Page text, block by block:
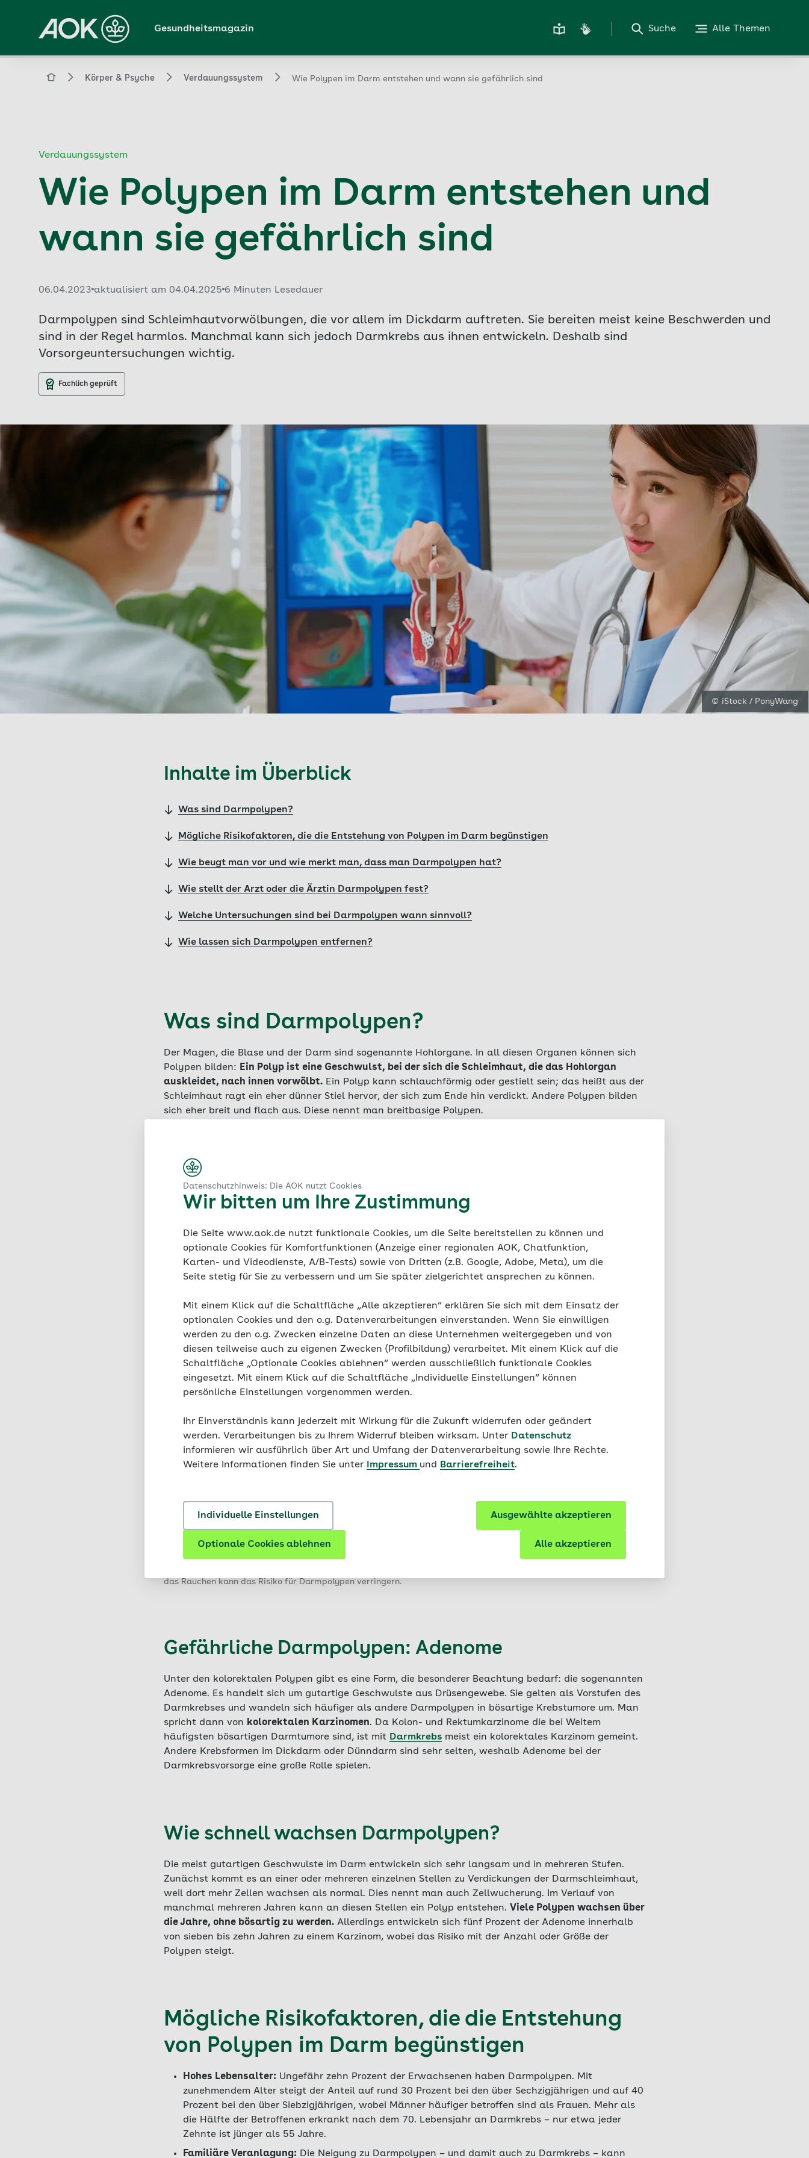
Datenschutzhinweis: Die AOK nutzt Cookies
Wir bitten um Ihre Zustimmung
Die Seite www.aok.de nutzt funktionale Cookies, um die Seite bereitstellen zu können und
optionale Cookies für Komfortfunktionen (Anzeige einer regionalen AOK, Chatfunktion,
Karten- und Videodienste, A/B-Tests) sowie von Dritten (z.B. Google, Adobe, Meta), um die
Seite stetig für Sie zu verbessern und um Sie später zielgerichtet ansprechen zu können.
Mit einem Klick auf die Schaltfläche „Alle akzeptieren“ erklären Sie sich mit dem Einsatz der
optionalen Cookies und den o.g. Datenverarbeitungen einverstanden. Wenn Sie einwilligen
werden zu den o.g. Zwecken einzelne Daten an diese Unternehmen weitergegeben und von
diesen teilweise auch zu eigenen Zwecken (Profilbildung) verarbeitet. Mit einem Klick auf die
Schaltfläche „Optionale Cookies ablehnen“ werden ausschließlich funktionale Cookies
eingesetzt. Mit einem Klick auf die Schaltfläche „Individuelle Einstellungen“ können
persönliche Einstellungen vorgenommen werden.
Ihr Einverständnis kann jederzeit mit Wirkung für die Zukunft widerrufen oder geändert
werden. Verarbeitungen bis zu Ihrem Widerruf bleiben wirksam. Unter Datenschutz
informieren wir ausführlich über Art und Umfang der Datenverarbeitung sowie Ihre Rechte.
Weitere Informationen finden Sie unter
Impressum und Barrierefreiheit.
Individuelle Einstellungen Ausgewählte akzeptieren
Optionale Cookies ablehnen Alle akzeptieren
Hauptinhalt
springen
Gesundheitsmagazin Suche Alle Themen
Magazin Körper & Psyche Verdauungssystem Wie Polypen im Darm entstehen und wann sie gefährlich sind
Verdauungssystem
Wie Polypen im Darm entstehen und
wann sie gefährlich sind
Veröffentlicht am:
06.04.2023 aktualisiert am 04.04.2025 6 Minuten Lesedauer
Darmpolypen sind Schleimhautvorwölbungen, die vor allem im Dickdarm auftreten. Sie bereiten meist keine Beschwerden und
sind in der Regel harmlos. Manchmal kann sich jedoch Darmkrebs aus ihnen entwickeln. Deshalb sind
Vorsorgeuntersuchungen wichtig.
Fachlich geprüft
© iStock / PonyWang
Inhalte im Überblick
Was sind Darmpolypen?
Mögliche Risikofaktoren, die die Entstehung von Polypen im Darm begünstigen
Wie beugt man vor und wie merkt man, dass man Darmpolypen hat?
Wie stellt der Arzt oder die Ärztin Darmpolypen fest?
Welche Untersuchungen sind bei Darmpolypen wann sinnvoll?
Wie lassen sich Darmpolypen entfernen?
Was sind Darmpolypen?
Der Magen, die Blase und der Darm sind sogenannte Hohlorgane. In all diesen Organen können sich
Polypen bilden: Ein Polyp ist eine Geschwulst, bei der sich die Schleimhaut, die das Hohlorgan
auskleidet, nach innen vorwölbt. Ein Polyp kann schlauchförmig oder gestielt sein; das heißt aus der
Schleimhaut ragt ein eher dünner Stiel hervor, der sich zum Ende hin verdickt. Andere Polypen bilden
sich eher breit und flach aus. Diese nennt man breitbasige Polypen.
nach ihrer Form und Größe, sondern auch nach dem Ort, an dem sie sich bilden. Polypen, die in den
letzten beiden Abschnitten des Dickdarms auftreten, dem Kolon (oder Grimmdarm) sowie dem Rektum
(oder Mastdarm), nennt mankolorektale Polypen.
das Rauchen kann das Risiko für Darmpolypen verringern.
Gefährliche Darmpolypen: Adenome
Unter den kolorektalen Polypen gibt es eine Form, die besonderer Beachtung bedarf: die sogenannten
Adenome. Es handelt sich um gutartige Geschwulste aus Drüsengewebe. Sie gelten als Vorstufen des
Darmkrebses und wandeln sich häufiger als andere Darmpolypen in bösartige Krebstumore um. Man
spricht dann von kolorektalen Karzinomen. Da Kolon- und Rektumkarzinome die bei Weitem
häufigsten bösartigen Darmtumore sind, ist mit Darmkrebs meist ein kolorektales Karzinom gemeint.
Andere Krebsformen im Dickdarm oder Dünndarm sind sehr selten, weshalb Adenome bei der
Darmkrebsvorsorge eine große Rolle spielen.
Wie schnell wachsen Darmpolypen?
Die meist gutartigen Geschwulste im Darm entwickeln sich sehr langsam und in mehreren Stufen.
Zunächst kommt es an einer oder mehreren einzelnen Stellen zu Verdickungen der Darmschleimhaut,
weil dort mehr Zellen wachsen als normal. Dies nennt man auch Zellwucherung. Im Verlauf von
manchmal mehreren Jahren kann an diesen Stellen ein Polyp entstehen. Viele Polypen wachsen über
die Jahre, ohne bösartig zu werden. Allerdings entwickeln sich fünf Prozent der Adenome innerhalb
von sieben bis zehn Jahren zu einem Karzinom, wobei das Risiko mit der Anzahl oder Größe der
Polypen steigt.
Mögliche Risikofaktoren, die die Entstehung
von Polypen im Darm begünstigen
Hohes Lebensalter: Ungefähr zehn Prozent der Erwachsenen haben Darmpolypen. Mit
zunehmendem Alter steigt der Anteil auf rund 30 Prozent bei den über Sechzigjährigen und auf 40
Prozent bei den über Siebzigjährigen, wobei Männer häufiger betroffen sind als Frauen. Mehr als
die Hälfte der Betroffenen erkrankt nach dem 70. Lebensjahr an Darmkrebs – nur etwa jeder
Zehnte ist jünger als 55 Jahre.
Familiäre Veranlagung: Die Neigung zu Darmpolypen – und damit auch zu Darmkrebs – kann